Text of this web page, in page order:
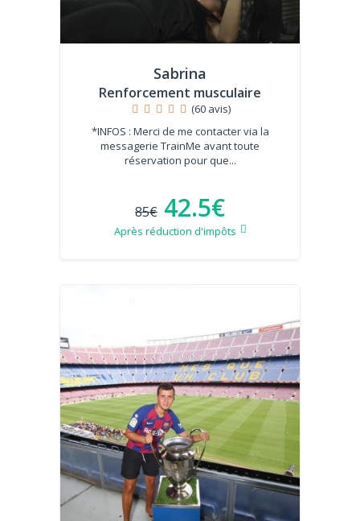
Sabrina
Renforcement musculaire
(60 avis)
*INFOS : Merci de me contacter via la
messagerie TrainMe avant toute
réservation pour que...
85€ 42.5€
Après réduction d'impôts